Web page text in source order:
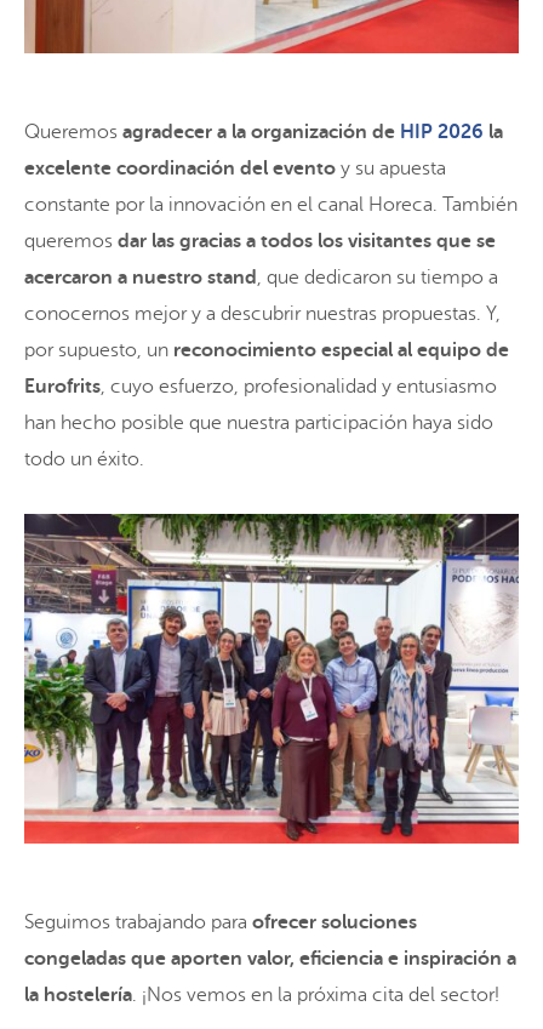
Queremos agradecer a la organización de HIP 2026 la
excelente coordinación del evento y su apuesta
constante por la innovación en el canal Horeca. También
queremos dar las gracias a todos los visitantes que se
acercaron a nuestro stand , que dedicaron su tiempo a
conocernos mejor y a descubrir nuestras propuestas. Y,
por supuesto, un reconocimiento especial al equipo de
Eurofrits, cuyo esfuerzo, profesionalidad y entusiasmo
han hecho posible que nuestra participación haya sido
todo un éxito.
Seguimos trabajando para ofrecer soluciones
congeladas que aporten valor, eficiencia e inspiración a
la hostelería. ¡Nos vemos en la próxima cita del sector!